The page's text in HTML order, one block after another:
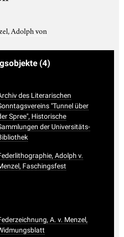
Adolph von
(4)
des Literarischen
"Tunnel über
Spree", Historische
der Universitäts-
Adolph v.
Faschingsfest
A. v. Menzel,